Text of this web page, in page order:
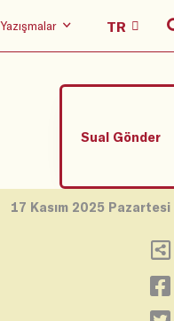
Yazışmalar
Sual Gönder
17 Kasım 2025 Pazartesi